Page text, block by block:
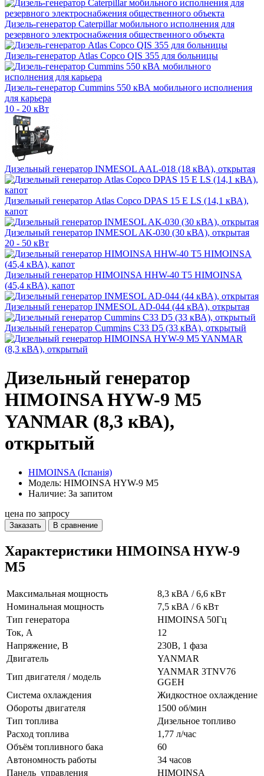
Дизель-генератор Caterpillar мобильного исполнения для
резервного электроснабжения общественного объекта
Дизель-генератор Atlas Copco QIS 355 для больницы
Дизель-генератор Cummins 550 кВА мобильного исполнения
для карьера
10 - 20 кВт
Дизельный генератор INMESOL AAL-018 (18 кВА), открытая
Дизельный генератор Atlas Copco DPAS 15 E LS (14,1 кВА),
капот
Дизельный генератор INMESOL AK-030 (30 кВА), открытая
20 - 50 кВт
Дизельный генератор HIMOINSA HHW-40 T5 HIMOINSA
(45,4 кВА), капот
Дизельный генератор INMESOL AD-044 (44 кВА), открытая
Дизельный генератор Cummins C33 D5 (33 кВА), открытый
Дизельный генератор
HIMOINSA HYW-9 M5
YANMAR (8,3 кВА),
открытый
HIMOINSA (Іспанія)
Модель: HIMOINSA HYW-9 M5
Наличие: За запитом
цена по запросу
Заказать В сравнение
Характеристики HIMOINSA HYW-9
M5
Максимальная мощность
8,3 кВА / 6,6 кВт
Номинальная мощность
7,5 кВА / 6 кВт
Тип генератора
HIMOINSA 50Гц
Ток, А
12
Напряжение, В
230В, 1 фаза
Двигатель
YANMAR
Тип двигателя / модель
YANMAR 3TNV76
GGEH
Система охлаждения
Жидкостное охлаждение
Обороты двигателя
1500 об/мин
Тип топлива
Дизельное топливо
Расход топлива
1,77 л/час
Объём топливного бака
60
Автономность работы
34 часов
Панель управления
HIMOINSA